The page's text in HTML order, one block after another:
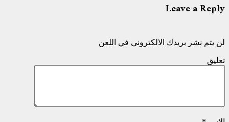
Leave a Reply
لن يتم نشر بريدك الالكتروني في اللعن
تعليق